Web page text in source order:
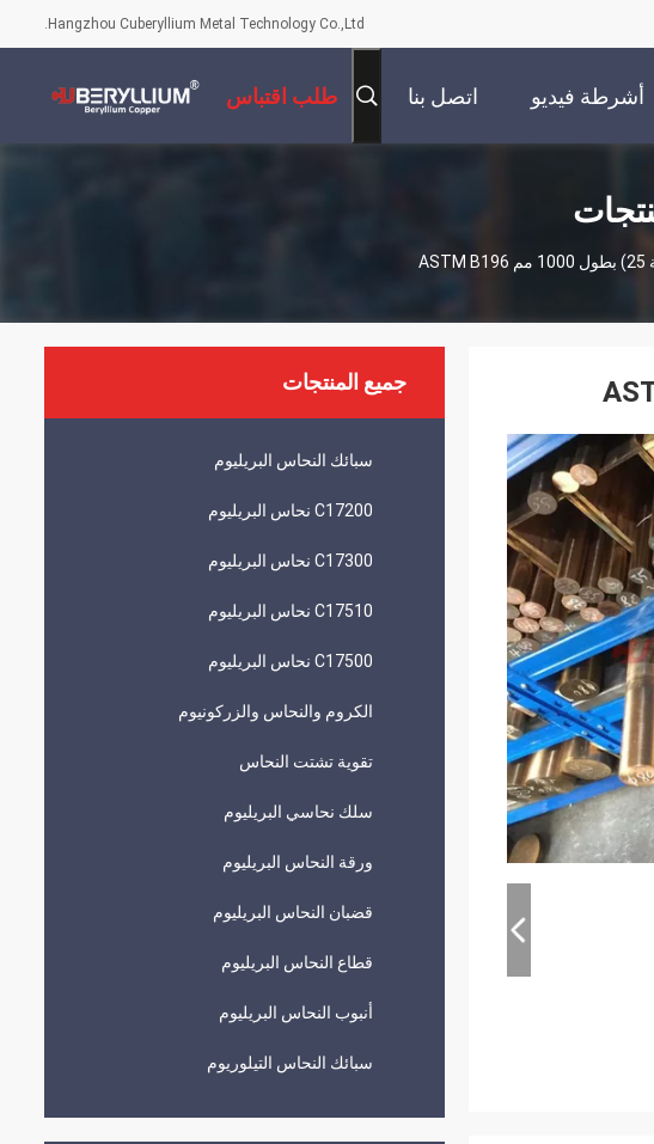
Hangzhou Cuberyllium Metal Technology Co.,Ltd.
أشرطة فيديو اتصل بنا طلب اقتباس
جميع المنتجات
سبائك النحاس البريليوم
C17200 نحاس البريليوم
C17300 نحاس البريليوم
C17510 نحاس البريليوم
C17500 نحاس البريليوم
الكروم والنحاس والزركونيوم
تقوية تشتت النحاس
سلك نحاسي البريليوم
ورقة النحاس البريليوم
قضبان النحاس البريليوم
قطاع النحاس البريليوم
أنبوب النحاس البريليوم
سبائك النحاس التيلوريوم